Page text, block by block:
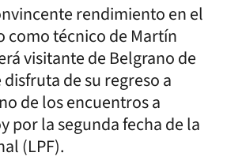
rendimiento en el
como técnico de Martín
visitante de Belgrano de
de su regreso a
de los encuentros a
por la segunda fecha de la
(LPF).